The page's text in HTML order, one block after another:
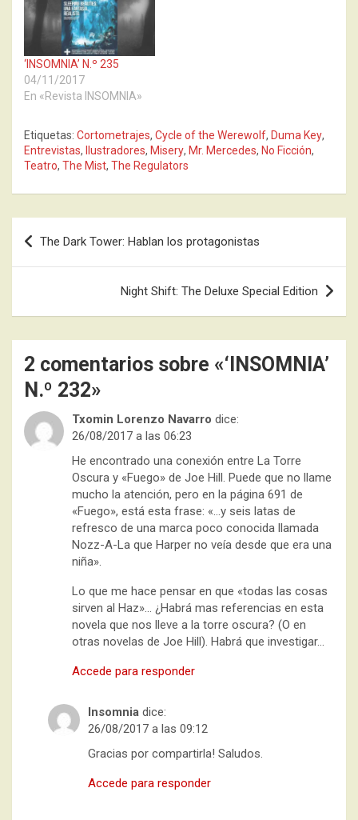
‘INSOMNIA’ N.º 235
04/11/2017
En «Revista INSOMNIA»
Etiquetas: Cortometrajes, Cycle of the Werewolf, Duma Key,
Entrevistas, Ilustradores, Misery, Mr. Mercedes, No Ficción,
Teatro, The Mist, The Regulators
Navegación
de
The Dark Tower: Hablan los protagonistas
Night Shift: The Deluxe Special Edition
2 comentarios sobre «‘INSOMNIA’
N.º 232»
Txomin Lorenzo Navarro dice:
26/08/2017 a las 06:23
He encontrado una conexión entre La Torre
Oscura y «Fuego» de Joe Hill. Puede que no llame
mucho la atención, pero en la página 691 de
«Fuego», está esta frase: «…y seis latas de
refresco de una marca poco conocida llamada
Nozz-A-La que Harper no veía desde que era una
niña».
Lo que me hace pensar en que «todas las cosas
sirven al Haz»… ¿Habrá mas referencias en esta
novela que nos lleve a la torre oscura? (O en
otras novelas de Joe Hill). Habrá que investigar…
Accede para responder
Insomnia dice:
26/08/2017 a las 09:12
Gracias por compartirla! Saludos.
Accede para responder